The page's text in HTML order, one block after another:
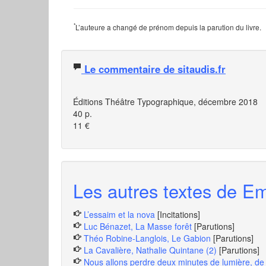
*L’auteure a changé de prénom depuis la parution du livre.
Le commentaire de sitaudis.fr
Éditions Théâtre Typographique, décembre 2018
40 p.
11 €
Les autres textes de
L’essaim et la nova [Incitations]
Luc Bénazet, La Masse forêt [Parutions]
Théo Robine-Langlois, Le Gabion [Parutions]
La Cavalière, Nathalie Quintane (2) [Parutions]
Nous allons perdre deux minutes de lumière,